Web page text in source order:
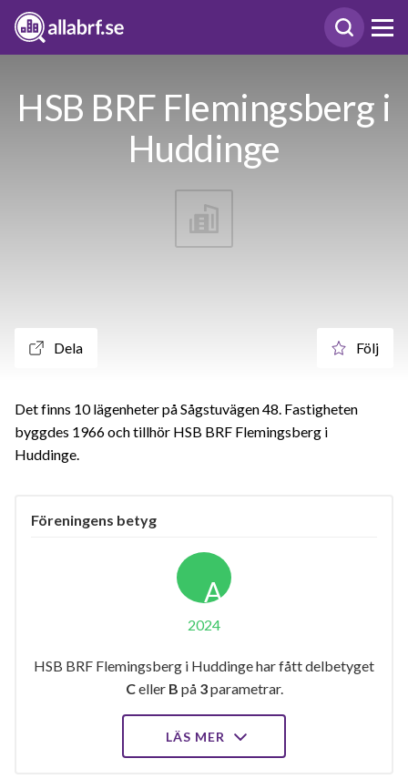
HSB BRF Flemingsberg i
Huddinge
Dela Följ
Det finns 10 lägenheter på Sågstuvägen 48. Fastigheten
byggdes 1966 och tillhör HSB BRF Flemingsberg i
Huddinge.
Föreningens betyg
A
2024
HSB BRF Flemingsberg i Huddinge har fått delbetyget
Celler B på 3parametrar.
LÄS MER